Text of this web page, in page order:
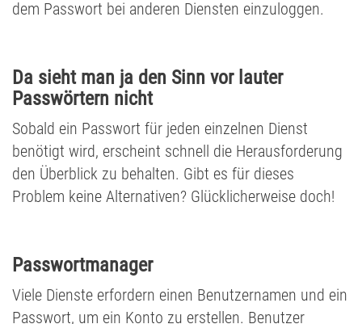
dem Passwort bei anderen Diensten einzuloggen.
Da sieht man ja den Sinn vor lauter
Passwörtern nicht
Sobald ein Passwort für jeden einzelnen Dienst
benötigt wird, erscheint schnell die Herausforderung
den Überblick zu behalten. Gibt es für dieses
Problem keine Alternativen? Glücklicherweise doch!
Passwortmanager
Viele Dienste erfordern einen Benutzernamen und ein
Passwort, um ein Konto zu erstellen. Benutzer